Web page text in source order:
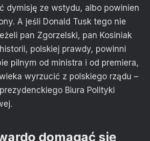
dymisję ze wstydu, albo powinien
A jeśli Donald Tusk tego nie
pan Zgorzelski, pan Kosiniak
polskiej prawdy, powinni
pilnym od ministra i od premiera,
wyrzucić z polskiego rządu –
Biura Polityki
domagać się